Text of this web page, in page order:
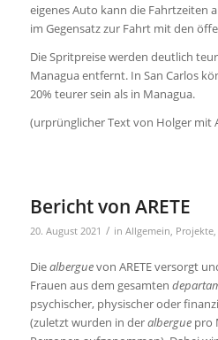
eigenes Auto kann die Fahrtzeiten
im Gegensatz zur Fahrt mit den
Die Spritpreise werden deutlich
Managua entfernt. In San Carlos
20% teurer sein als in Managua.
(urprünglicher Text von Holger mit
Bericht von ARETE
20. August 2021 / in Allgemein, Projekte,
Diealberguevon ARETE versorgt
Frauen aus dem gesamten
psychischer, physischer oder
(zuletzt wurden in deralberguepro